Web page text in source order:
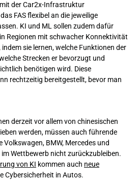
der Car2x-Infrastruktur
FAS flexibel an die jeweilige
KI und ML sollen zudem dafür
Regionen mit schwacher Konnektivität
sie lernen, welche Funktionen der
Strecken er bevorzugt und
benötigen wird. Diese
rechtzeitig bereitgestellt, bevor man
derzeit vor allem von chinesischen
werden, müssen auch führende
Volkswagen, BMW, Mercedes und
Wettbewerb nicht zurückzubleiben.
von KI kommen auch neue
Cybersicherheit in Autos.